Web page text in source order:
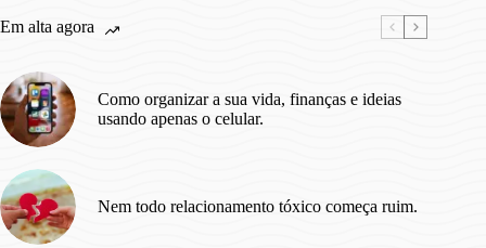
Em alta agora
Como organizar a sua vida, finanças e ideias
usando apenas o celular.
Nem todo relacionamento tóxico começa ruim.